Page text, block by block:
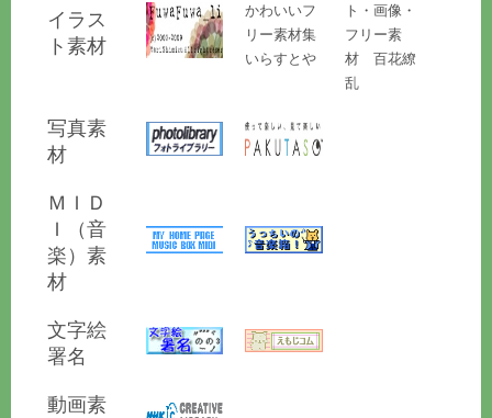
イラス
ト素材
かわいいフ
リー素材集
いらすとや
ト・画像・
フリー素
材 百花繚
乱
写真素
材
ＭＩＤ
Ｉ（音
楽）素
材
文字絵
署名
動画素